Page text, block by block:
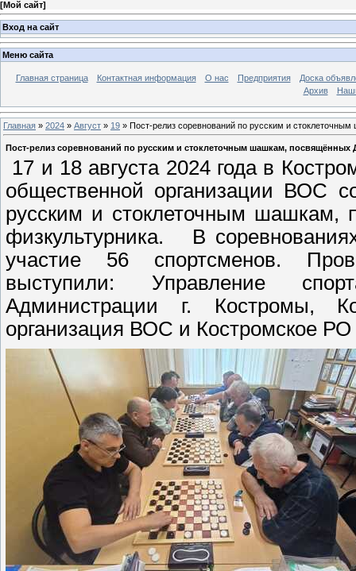
[Мой сайт]
Вход на сайт
Меню сайта
Главная страница Контактная информация О нас Предприятия
Доска
Архив
Главная » 2024 » Август » 19 » Пост-релиз соревнований по русским и
Пост-релиз соревнований по русским и стоклеточным шашкам,
17 и 18 августа 2024 года в
общественной организации ВОС
русским и стоклеточным
физкультурника. В
участие 56 спортсменов.
выступили: Управление
Администрации г. Костромы,
организация ВОС и Костромское